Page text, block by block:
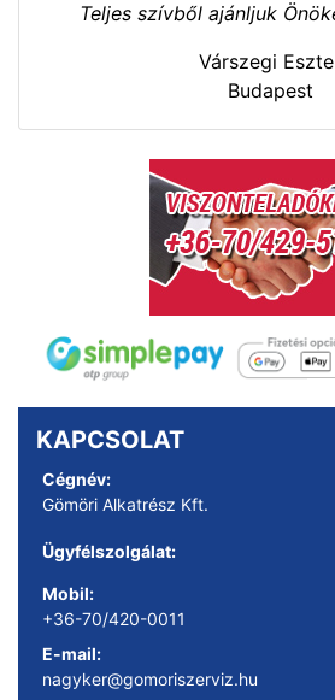
Teljes szívből ajánljuk
Várszegi
Budapest
KAPCSOLAT
Cégnév:
Gömöri Alkatrész Kft.
Ügyfélszolgálat:
Mobil:
+36-70/420-0011
E-mail:
nagyker@gomoriszerviz.hu